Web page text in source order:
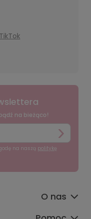
TikTok
na bieżąco!
na naszą politykę
O nas